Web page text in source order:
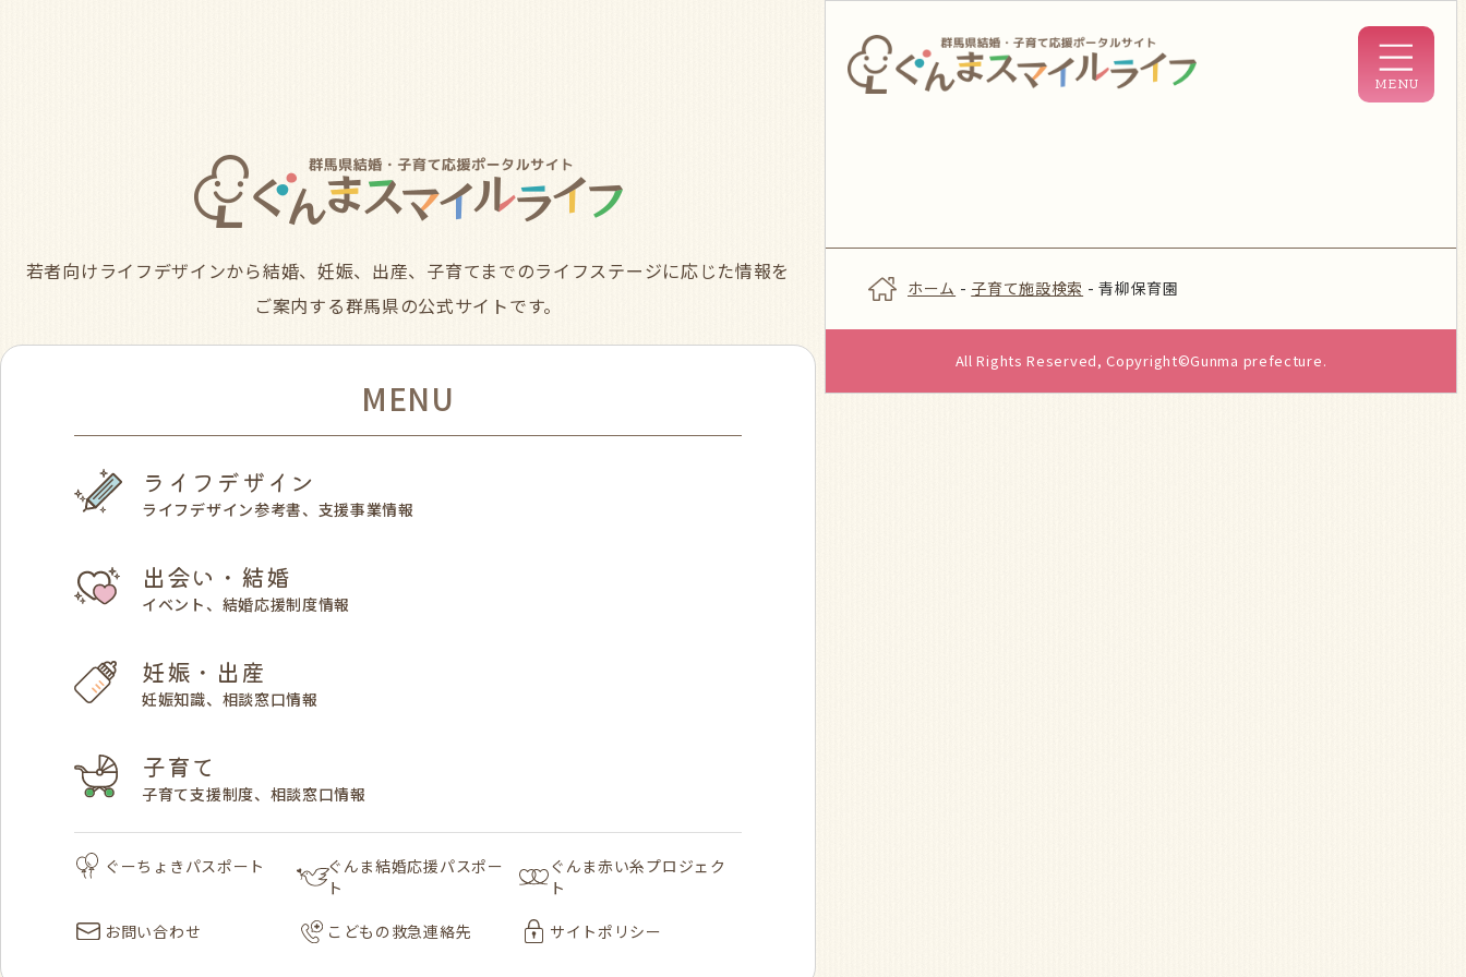
若者向けライフデザインから結婚、妊娠、出産、子育てまでのライフステージに応じた情報を
ご案内する群馬県の公式サイトです。
MENU
ライフデザイン
ライフデザイン参考書、支援事業情報
出会い・結婚
イベント、結婚応援制度情報
妊娠・出産
妊娠知識、相談窓口情報
子育て
子育て支援制度、相談窓口情報
ぐーちょきパスポート
ぐんま結婚応援パスポー
ト
ぐんま赤い糸プロジェク
ト
お問い合わせ
こどもの救急連絡先 サイトポリシー
ホーム - 子育て施設検索 -青柳保育園
All Rights Reserved, Copyright©Gunma prefecture.